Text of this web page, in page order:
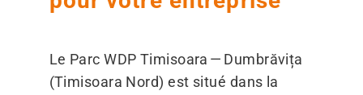
Le Parc WDP Timisoara — Dumbrăvița
(Timisoara Nord) est situé dans la